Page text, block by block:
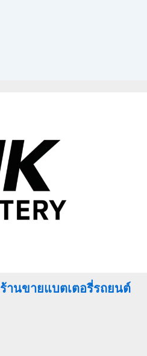
ร้านขายแบตเตอรี่รถยนต์